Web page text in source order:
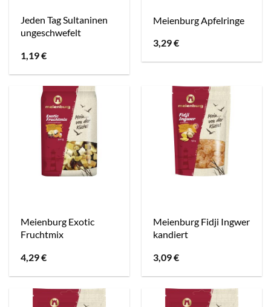
Jeden Tag Sultaninen
ungeschwefelt
1,19€
Meienburg Apfelringe
3,29€
Meienburg Exotic
Fruchtmix
4,29€
Meienburg Fidji Ingwer
kandiert
3,09€